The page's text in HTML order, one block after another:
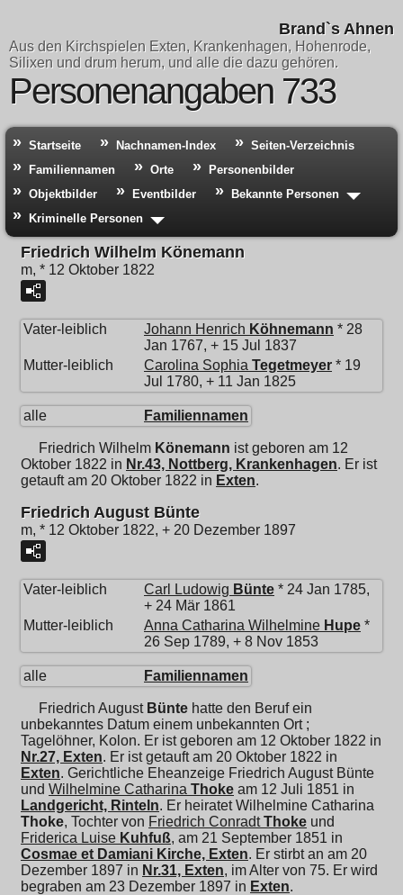
Brand`s Ahnen
Aus den Kirchspielen Exten, Krankenhagen, Hohenrode,
Silixen und drum herum, und alle die dazu gehören.
Personenangaben 733
Startseite Nachnamen-Index
Seiten-Verzeichnis
Familiennamen
Orte
Personenbilder
Objektbilder
Eventbilder
Bekannte Personen
Kriminelle Personen
Friedrich Wilhelm Könemann
m, * 12 Oktober 1822
Vater-leiblich Johann Henrich Köhnemann * 28
Jan 1767, + 15 Jul 1837
Mutter-leiblich
Carolina Sophia Tegetmeyer * 19
Jul 1780, + 11 Jan 1825
alle Familiennamen
Friedrich Wilhelm Könemann ist geboren am 12
Oktober 1822 in Nr.43, Nottberg, Krankenhagen. Er ist
getauft am 20 Oktober 1822 in Exten.
Friedrich August Bünte
m, * 12 Oktober 1822, + 20 Dezember 1897
Vater-leiblich Carl Ludowig Bünte * 24 Jan 1785,
+ 24 Mär 1861
Mutter-leiblich
Anna Catharina Wilhelmine Hupe *
26 Sep 1789, + 8 Nov 1853
alle Familiennamen
Friedrich August Bünte hatte den Beruf ein
unbekanntes Datum einem unbekannten Ort ;
Tagelöhner, Kolon. Er ist geboren am 12 Oktober 1822 in
Nr.27, Exten. Er ist getauft am 20 Oktober 1822 in
Exten. Gerichtliche Eheanzeige Friedrich August Bünte
und Wilhelmine Catharina Thoke am 12 Juli 1851 in
Landgericht, Rinteln. Er heiratetWilhelmine Catharina
Thoke, Tochter von Friedrich Conradt Thoke und
Friderica Luise Kuhfuß, am 21 September 1851 in
Cosmae et Damiani Kirche, Exten. Er stirbt an am 20
Dezember 1897 in Nr.31, Exten, im Alter von 75. Er wird
begraben am 23 Dezember 1897 in Exten.